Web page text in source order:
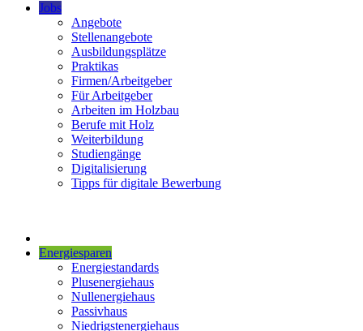
Jobs
Angebote
Stellenangebote
Ausbildungsplätze
Praktikas
Firmen/Arbeitgeber
Für Arbeitgeber
Arbeiten im Holzbau
Berufe mit Holz
Weiterbildung
Studiengänge
Digitalisierung
Tipps für digitale Bewerbung
Energiesparen
Energiestandards
Plusenergiehaus
Nullenergiehaus
Passivhaus
Niedrigstenergiehaus